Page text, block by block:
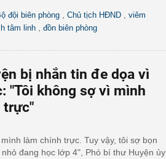
đội biên phòng Chủ tịch HĐND
viêm
tâm linh đồn biên phòng
bị nhắn tin đe dọa vì
"Tôi không sợ vì mình
trực"
làm chính trực. Tuy vậy, tôi sợ bọn
đang học lớp 4", Phó bí thư Huyện ủy